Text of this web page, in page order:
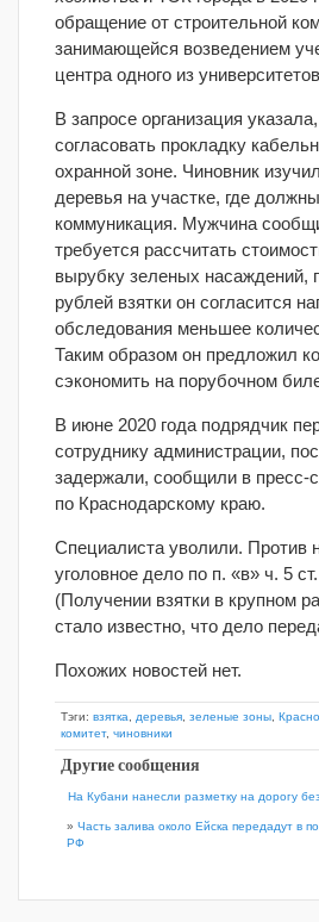
обращение от строительной
занимающейся возведением
центра одного из
В запросе организация
согласовать прокладку
охранной зоне. Чиновник
деревья на участке, где
коммуникация. Мужчина
требуется рассчитать
вырубку зеленых насаждений,
рублей взятки он согласится
обследования меньшее
Таким образом он предложил
сэкономить на порубочном
В июне 2020 года подрядчик
сотруднику администрации,
задержали, сообщили в
по Краснодарскому краю.
Специалиста уволили. Против
уголовное дело по п. «в» ч. 5
(Получении взятки в крупном
стало известно, что дело
Похожих новостей нет.
Тэги: взятка деревья зеленые зоны
комитет, чиновники
Другие сообщения
На Кубани нанесли разметку на дорогу
» Часть залива около Ейска передадут в
РФ